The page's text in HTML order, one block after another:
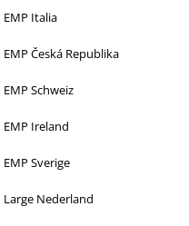
EMP Italia
EMP Česká Republika
EMP Schweiz
EMP Ireland
EMP Sverige
Large Nederland
Tachuelas Oreja